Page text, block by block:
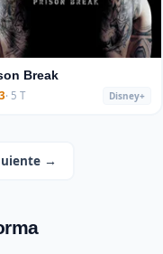
Break
· 5 T Disney+
→